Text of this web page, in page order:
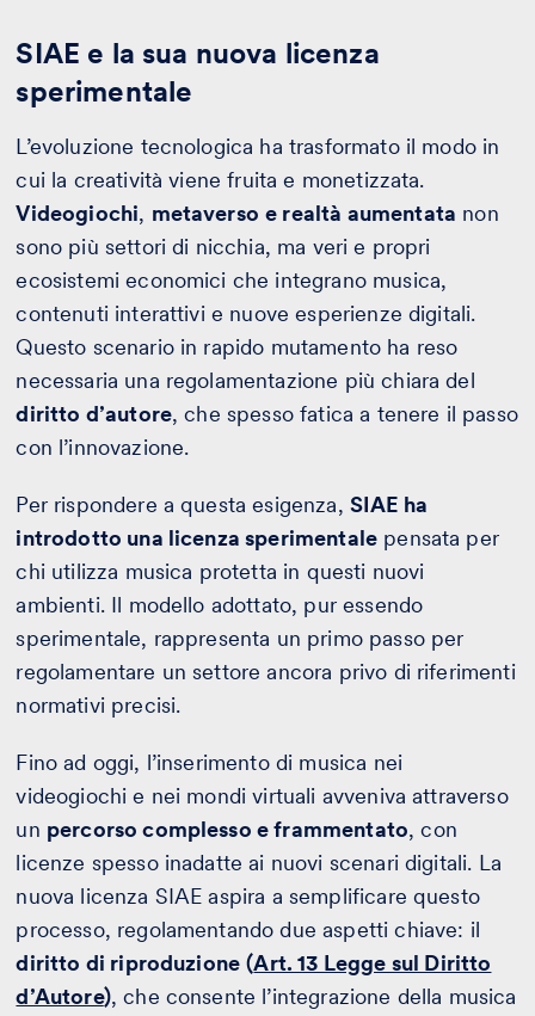
SIAE e la sua nuova licenza
sperimentale
L’evoluzione tecnologica ha trasformato il modo in
cui la creatività viene fruita e monetizzata.
Videogiochi, metaverso e realtà aumentata non
sono più settori di nicchia, ma veri e propri
ecosistemi economici che integrano musica,
contenuti interattivi e nuove esperienze digitali.
Questo scenario in rapido mutamento ha reso
necessaria una regolamentazione più chiara del
diritto d’autore, che spesso fatica a tenere il passo
con l’innovazione.
Per rispondere a questa esigenza, SIAE ha
introdotto una licenza sperimentale pensata per
chi utilizza musica protetta in questi nuovi
ambienti. Il modello adottato, pur essendo
sperimentale, rappresenta un primo passo per
regolamentare un settore ancora privo di riferimenti
normativi precisi.
Fino ad oggi, l’inserimento di musica nei
videogiochi e nei mondi virtuali avveniva attraverso
un percorso complesso e frammentato, con
licenze spesso inadatte ai nuovi scenari digitali. La
nuova licenza SIAE aspira a semplificare questo
processo, regolamentando due aspetti chiave: il
diritto di riproduzione (Art. 13 Legge sul Diritto
d’Autore), che consente l’integrazione della musica